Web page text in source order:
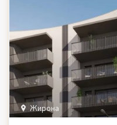
Жирона